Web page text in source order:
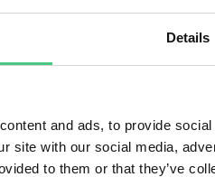
Details
and ads, to provide
site with our social media,
to them or that they’ve
CBAM für Zement
das Risiko einer Verlagerung
CBAM-Liste der Waren: